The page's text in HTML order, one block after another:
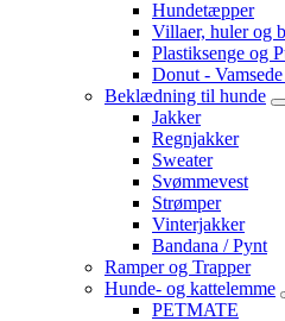
Hundetæpper
Villaer, huler og
Plastiksenge og
Donut -
Beklædning til hunde
Jakker
Regnjakker
Sweater
Svømmevest
Strømper
Vinterjakker
Bandana / Pynt
Ramper og Trapper
Hunde- og kattelemme
PETMATE